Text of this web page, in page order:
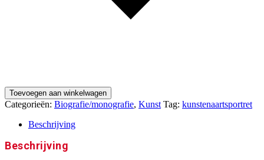
Toevoegen aan winkelwagen
Categorieën: Biografie/monografie, Kunst Tag: kunstenaartsportret
Beschrijving
Beschrijving